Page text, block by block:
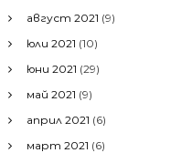
август 2021 (9)
юли 2021 (10)
юни 2021 (29)
май 2021 (9)
април 2021 (6)
март 2021 (6)